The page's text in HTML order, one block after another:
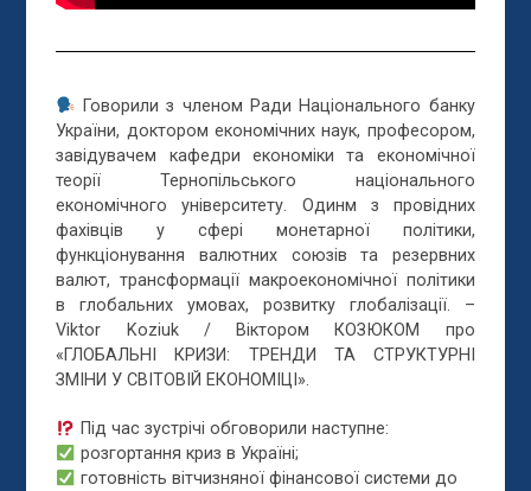
Говорили з членом Ради Національного банку
України, доктором економічних наук, професором,
завідувачем кафедри економіки та економічної
теорії Тернопільського національного
економічного університету. Одинм з провідних
фахівців у сфері монетарної політики,
функціонування валютних союзів та резервних
валют, трансформації макроекономічної політики
в глобальних умовах, розвитку глобалізації. –
Viktor Koziuk / Віктором КОЗЮКОМ про
«ГЛОБАЛЬНІ КРИЗИ: ТРЕНДИ ТА СТРУКТУРНІ
ЗМІНИ У СВІТОВІЙ ЕКОНОМІЦІ».
Під час зустрічі обговорили наступне:
розгортання криз в Україні;
готовність вітчизняної фінансової системи до